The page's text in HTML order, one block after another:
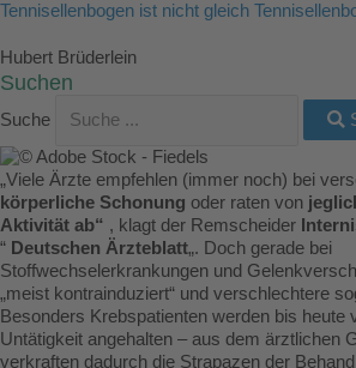
Tennisellenbogen ist nicht gleich
Hubert Brüderlein
Suchen
Suche
„Viele Ärzte empfehlen (immer noch) bei
körperliche Schonung oder raten von
Aktivität ab“ , klagt der Remscheider
“ Deutschen Ärzteblatt„. Doch gerade bei
Stoffwechselerkrankungen und
„meist kontrainduziert“ und verschlechtere
Besonders Krebspatienten werden bis heute
Untätigkeit angehalten – aus dem ärztlichen
verkraften dadurch die Strapazen der